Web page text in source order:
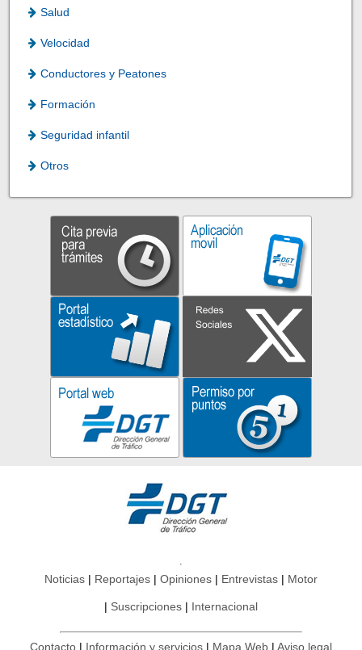
Salud
Velocidad
Conductores y Peatones
Formación
Seguridad infantil
Otros
Noticias Reportajes Opiniones Entrevistas Motor
Suscripciones Internacional
Contacto Información y servicios Mapa Web Aviso legal